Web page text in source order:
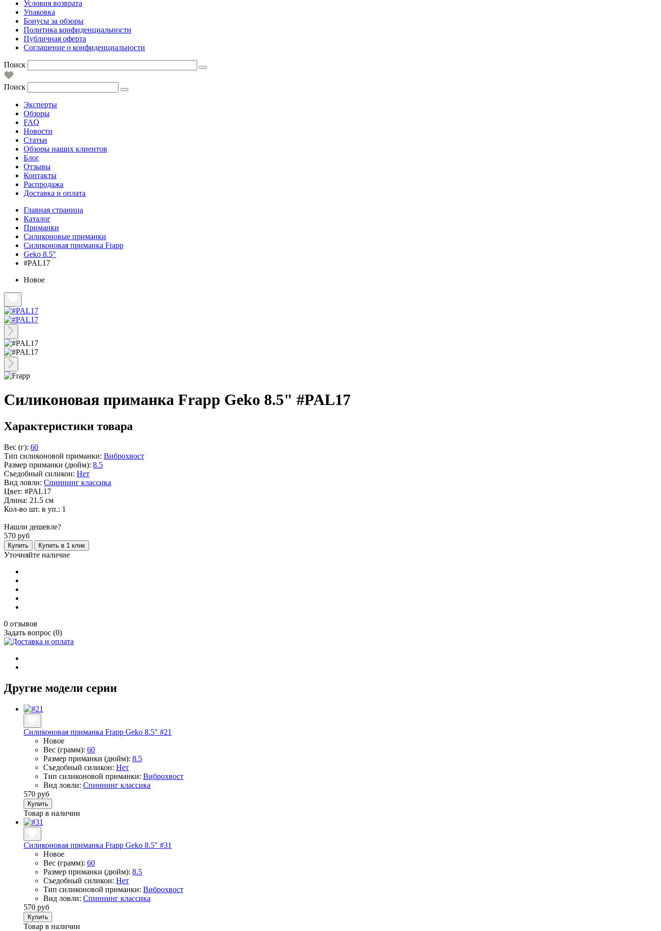
Условия возврата
Упаковка
Бонусы за обзоры
Политика конфиденциальности
Публичная оферта
Соглашение о конфиденциальности
Поиск
Поиск
Эксперты
Обзоры
FAQ
Новости
Статьи
Обзоры наших клиентов
Блог
Отзывы
Контакты
Распродажа
Доставка и оплата
Главная страница
Каталог
Приманки
Силиконовые приманки
Силиконовая приманка Frapp
Geko 8.5"
#PAL17
Новое
Силиконовая приманка Frapp Geko 8.5" #PAL17
Характеристики товара
Вес (г): 60
Тип силиконовой приманки: Виброхвост
Размер приманки (дюйм): 8.5
Съедобный силикон: Нет
Вид ловли: Спиннинг классика
Цвет: #PAL17
Длина: 21.5 см
Кол-во шт. в уп.: 1
Нашли дешевле?
570 руб
Купить Купить в 1 клик
Уточняйте наличие
0 отзывов
Задать вопрос (0)
Другие модели серии
Силиконовая приманка Frapp Geko 8.5" #21
Новое
Вес (грамм): 60
Размер приманки (дюйм): 8.5
Съедобный силикон: Нет
Тип силиконовой приманки: Виброхвост
Вид ловли: Спиннинг классика
570 руб
Купить
Товар в наличии
Силиконовая приманка Frapp Geko 8.5" #31
Новое
Вес (грамм): 60
Размер приманки (дюйм): 8.5
Съедобный силикон: Нет
Тип силиконовой приманки: Виброхвост
Вид ловли: Спиннинг классика
570 руб
Купить
Товар в наличии